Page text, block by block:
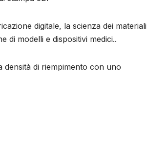
digitale, la scienza dei materiali
di modelli e dispositivi medici..
densità di riempimento con uno